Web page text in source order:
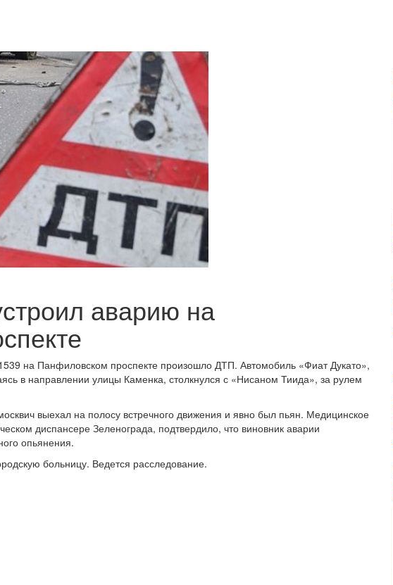
аварию на
на Панфиловском проспекте произошло ДТП. Автомобиль «Фиат Дукато»,
в направлении улицы Каменка, столкнулся с «Нисаном Тиида», за рулем
выехал на полосу встречного движения и явно был пьян. Медицинское
диспансере Зеленограда, подтвердило, что виновник аварии
опьянения.
больницу. Ведется расследование.